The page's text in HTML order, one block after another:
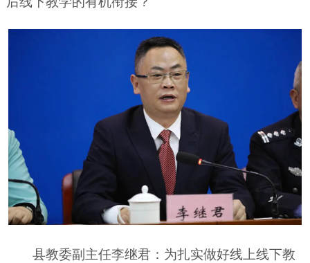
县教委副主任李继君：为扎实做好线上线下教